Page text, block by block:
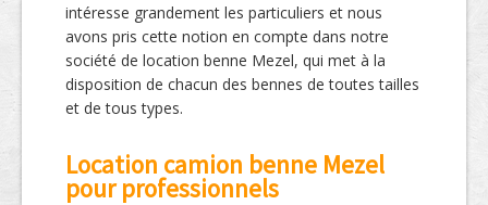
intéresse grandement les particuliers et nous
avons pris cette notion en compte dans notre
société de location benne Mezel, qui met à la
disposition de chacun des bennes de toutes tailles
et de tous types.
Location camion benne Mezel
pour professionnels